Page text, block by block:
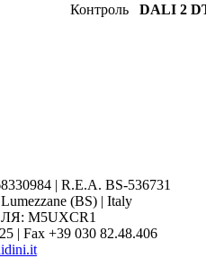
Контроль DALI 2
| R.E.A. BS-536731
(BS) | Italy
M5UXCR1
| Fax +39 030 82.48.406